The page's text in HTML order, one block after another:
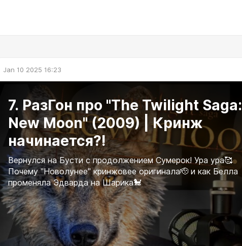
Jan 10 2025 16:23
7. РазГон про "The Twilight Saga:
New Moon" (2009) | Кринж
начинается?!
Вернулся на Бусти с продолжением Сумерок! Ура ура🥰
Почему "Новолунее" кринжовее оригинала🫡 и как Белла
променяла Эдварда на Шарика🐩